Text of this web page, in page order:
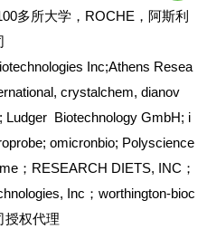
多所大学，ROCHE，阿斯利
Inc;Athens Resea
crystalchem, dianov
Biotechnology GmbH; i
omicronbio; Polyscience
；RESEARCH DIETS, INC；
Inc；worthington-bioc
授权代理